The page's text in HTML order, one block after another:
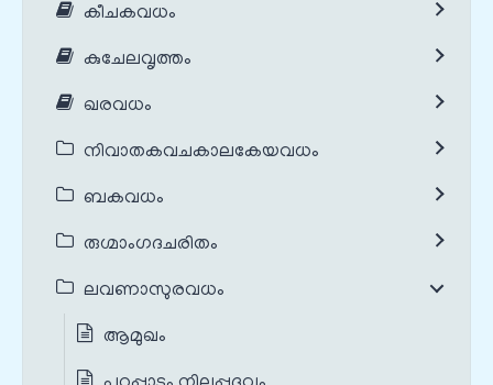
കീചകവധം
കുചേലവൃത്തം
ഖരവധം
നിവാതകവചകാലകേയവധം
ബകവധം
രുഗ്മാംഗദചരിതം
ലവണാസുരവധം
ആമുഖം